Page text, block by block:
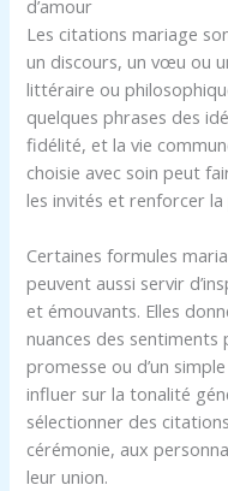
d’amour
Les citations mariage
un discours, un vœu ou
littéraire ou
quelques phrases des
fidélité, et la vie
choisie avec soin peut
les invités et renforcer
Certaines formules
peuvent aussi servir
et émouvants. Elles
nuances des sentiments
promesse ou d’un
influer sur la tonalité
sélectionner des
cérémonie, aux
leur union.